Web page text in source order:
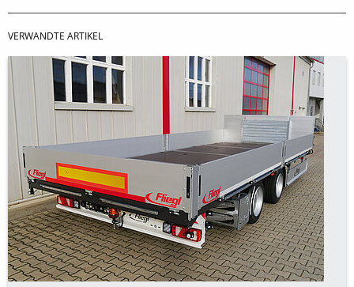
VERWANDTE ARTIKEL